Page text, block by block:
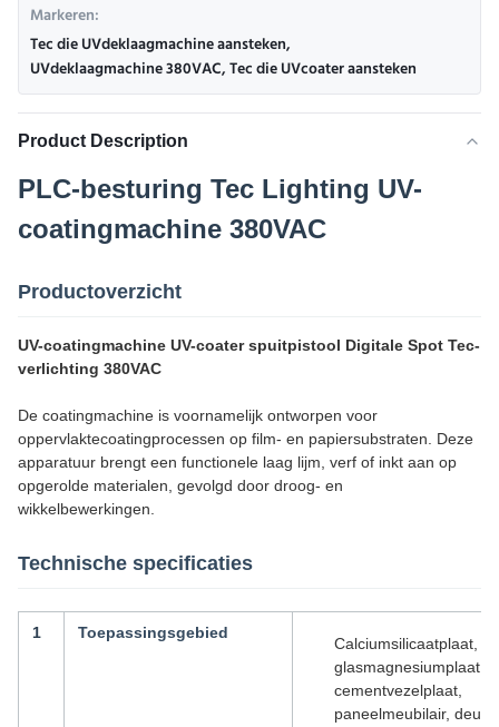
Markeren:
Tec die UVdeklaagmachine aansteken,
UVdeklaagmachine 380VAC,Tec die UVcoater aansteken
Product Description
PLC-besturing Tec Lighting UV-
coatingmachine 380VAC
Productoverzicht
UV-coatingmachine UV-coater spuitpistool Digitale Spot Tec-
verlichting 380VAC
De coatingmachine is voornamelijk ontworpen voor
oppervlaktecoatingprocessen op film- en papiersubstraten. Deze
apparatuur brengt een functionele laag lijm, verf of inkt aan op
opgerolde materialen, gevolgd door droog- en
wikkelbewerkingen.
Technische specificaties
1 Toepassingsgebied
Calciumsilicaatplaat,
glasmagnesiumplaat,
cementvezelplaat,
paneelmeubilair,